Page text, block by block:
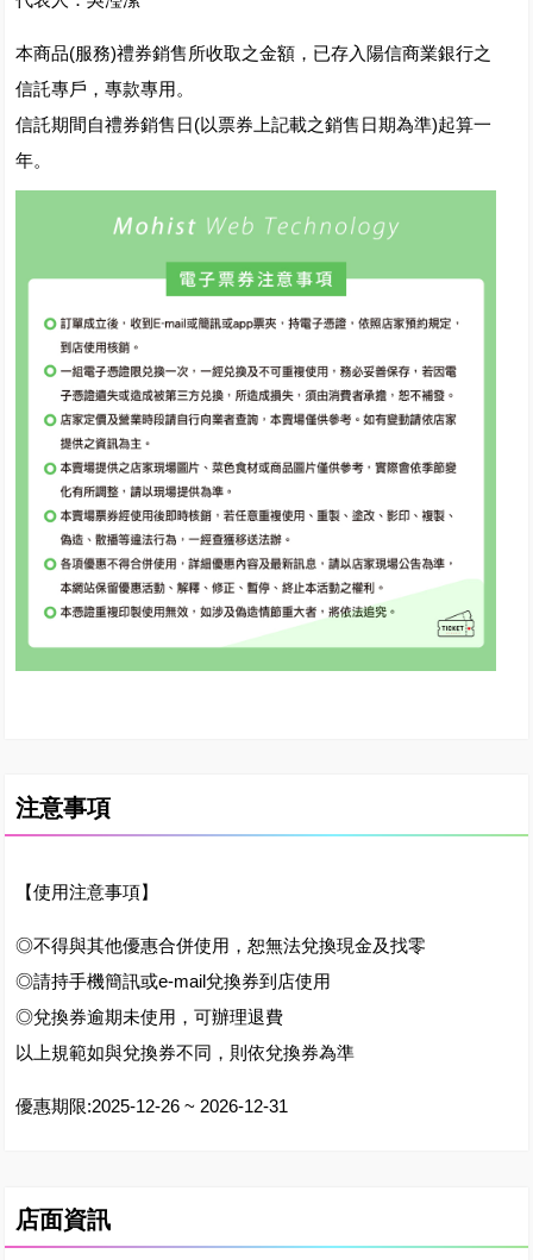
本商品(服務)禮券銷售所收取之金額，已存入陽信商業銀行之
信託專戶，專款專用。
信託期間自禮券銷售日(以票券上記載之銷售日期為準)起算一
年。
注意事項
【使用注意事項】
◎不得與其他優惠合併使用，恕無法兌換現金及找零
◎請持手機簡訊或e-mail兌換券到店使用
◎兌換券逾期未使用，可辦理退費
以上規範如與兌換券不同，則依兌換券為準
優惠期限:2025-12-26 ~ 2026-12-31
店面資訊